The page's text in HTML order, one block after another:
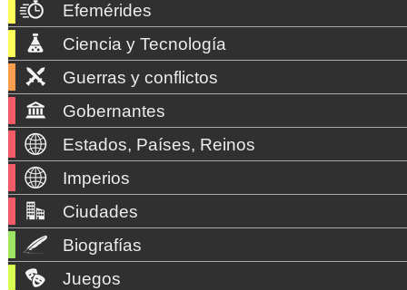
Efemérides
Ciencia y Tecnología
Guerras y conflictos
Gobernantes
Estados, Países, Reinos
Imperios
Ciudades
Biografías
Juegos